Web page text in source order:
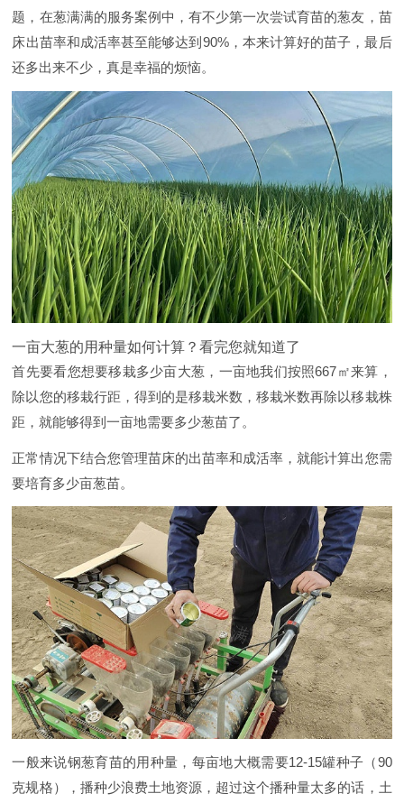
题，在葱满满的服务案例中，有不少第一次尝试育苗的葱友，苗
床出苗率和成活率甚至能够达到90%，本来计算好的苗子，最后
还多出来不少，真是幸福的烦恼。
一亩大葱的用种量如何计算？看完您就知道了
首先要看您想要移栽多少亩大葱，一亩地我们按照667㎡来算，
除以您的移栽行距，得到的是移栽米数，移栽米数再除以移栽株
距，就能够得到一亩地需要多少葱苗了。
正常情况下结合您管理苗床的出苗率和成活率，就能计算出您需
要培育多少亩葱苗。
一般来说钢葱育苗的用种量，每亩地大概需要12-15罐种子（90
克规格），播种少浪费土地资源，超过这个播种量太多的话，土